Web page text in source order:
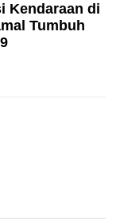
Kendaraan di
Tumbuh